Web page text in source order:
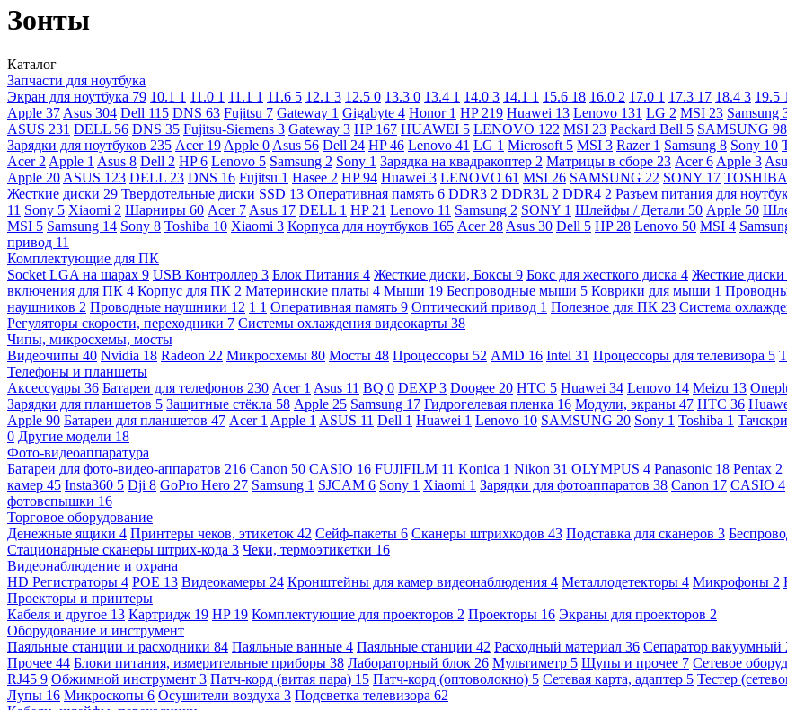
Зонты
Каталог
Запчасти для ноутбука
Экран для ноутбука 79 10.1 1 11.0 1 11.1 1 11.6 5 12.1 3 12.5 0 13.3 0 13.4 1 14.0 3 14.1 1 15.6 18 16.0 2 17.0 1 17.3 17 18.4 3 19.5 1
Apple 37 Asus 304 Dell 115 DNS 63 Fujitsu 7 Gateway 1 Gigabyte 4 Honor 1 HP 219 Huawei 13 Lenovo 131 LG 2 MSI 23 Samsung
ASUS 231 DELL 56 DNS 35 Fujitsu-Siemens 3 Gateway 3 HP 167 HUAWEI 5 LENOVO 122 MSI 23 Packard Bell 5 SAMSUNG 98
Зарядки для ноутбуков 235 Acer 19 Apple 0 Asus 56 Dell 24 HP46 Lenovo 41 LG 1 Microsoft 5 MSI 3 Razer 1 Samsung 8 Sony 10
Acer 2 Apple 1 Asus 8 Dell 2 HP6 Lenovo 5 Samsung 2 Sony 1 Зарядка на квадракоптер 2 Матрицы в сборе 23 Acer6 Apple 3
Apple 20 ASUS 123 DELL 23 DNS 16 Fujitsu 1 Hasee 2 HP94 Huawei 3 LENOVO 61 MSI 26 SAMSUNG 22 SONY 17 TOSHIBA
Жесткие диски 29 Твердотельные диски SSD 13 Оперативная память 6 DDR3 2 DDR3L 2 DDR4 2 Разъем питания для
11 Sony 5 Xiaomi 2 Шарниры 60 Acer 7 Asus 17 DELL 1 HP 21 Lenovo 11 Samsung 2 SONY 1 Шлейфы / Детали 50 Apple 50
MSI 5 Samsung 14 Sony 8 Toshiba 10 Xiaomi 3 Корпуса для ноутбуков 165 Acer 28 Asus 30 Dell 5 HP 28 Lenovo 50 MSI 4
привод 11
Комплектующие для ПК
Socket LGA на шарах 9 USB Контроллер 3 Блок Питания 4 Жесткие диски, Боксы 9 Бокс для жесткого диска 4 Жесткие диски
включения для ПК 4 Корпус для ПК 2 Материнские платы 4 Мыши 19 Беспроводные мыши 5 Коврики для мыши 1
наушников 2 Проводные наушники 12 1 1 Оперативная память 9 Оптический привод 1 Полезное для ПК 23 Система
Регуляторы скорости, переходники 7 Системы охлаждения видеокарты 38
Чипы, микросхемы, мосты
Видеочипы 40 Nvidia 18 Radeon 22 Микросхемы 80 Мосты 48 Процессоры 52 AMD 16 Intel 31 Процессоры для телевизора 5
Телефоны и планшеты
Аксессуары 36 Батареи для телефонов 230 Acer 1 Asus 11 BQ 0 DEXP3 Doogee 20 HTC 5 Huawei 34 Lenovo 14 Meizu 13
Зарядки для планшетов 5 Защитные стёкла 58 Apple 25 Samsung 17 Гидрогелевая пленка 16 Модули, экраны 47 HTC 36
Apple 90 Батареи для планшетов 47 Acer 1 Apple 1 ASUS 11 Dell 1 Huawei 1 Lenovo 10 SAMSUNG 20 Sony 1 Toshiba 1
0 Другие модели 18
Фото-видеоаппаратура
Батареи для фото-видео-аппаратов 216 Canon 50 CASIO 16 FUJIFILM 11 Konica 1 Nikon 31 OLYMPUS 4 Panasonic 18 Pentax 2
камер 45 Insta360 5 Dji 8 GoPro Hero 27 Samsung 1 SJCAM 6 Sony 1 Xiaomi 1 Зарядки для фотоаппаратов 38 Canon 17 CASIO 4
фотовспышки 16
Торговое оборудование
Денежные ящики 4 Принтеры чеков, этикеток 42 Сейф-пакеты 6 Сканеры штрихкодов 43 Подставка для сканеров 3
Стационарные сканеры штрих-кода 3 Чеки, термоэтикетки 16
Видеонаблюдение и охрана
HD Регистраторы 4 POE 13 Видеокамеры 24 Кронштейны для камер видеонаблюдения 4 Металлодетекторы 4 Микрофоны 2
Проекторы и принтеры
Кабеля и другое 13 Картридж 19 HP 19 Комплектующие для проекторов 2 Проекторы 16 Экраны для проекторов 2
Оборудование и инструмент
Паяльные станции и расходники 84 Паяльные ванные 4 Паяльные станции 42 Расходный материал 36 Сепаратор вакуумный
Прочее 44 Блоки питания, измерительные приборы 38 Лабораторный блок 26 Мультиметр 5 Щупы и прочее 7 Сетевое
RJ45 9 Обжимной инструмент 3 Патч-корд (витая пара) 15 Патч-корд (оптоволокно) 5 Сетевая карта, адаптер 5 Тестер
Лупы 16 Микроскопы 6 Осушители воздуха 3 Подсветка телевизора 62